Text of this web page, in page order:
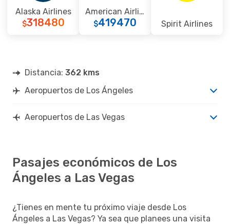
Alaska Airlines
318480
$
American Airlines
419470
$ Spirit Airlines
Distancia: 362 kms
Aeropuertos de Los Ángeles
Aeropuertos de Las Vegas
Pasajes económicos de Los
Ángeles a Las Vegas
¿Tienes en mente tu próximo viaje desde Los
Ángeles a Las Vegas? Ya sea que planees una visita